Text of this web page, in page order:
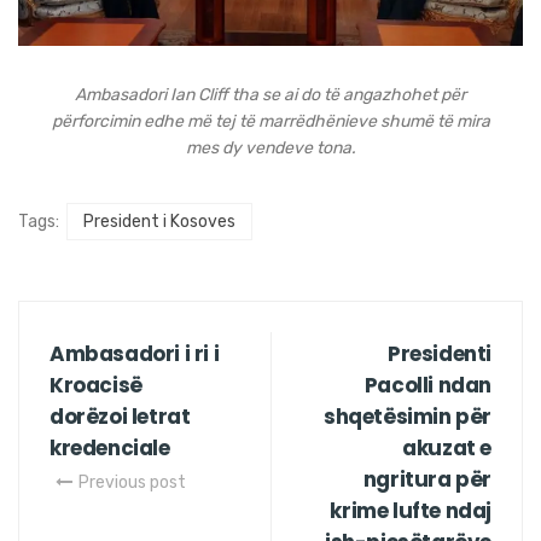
Ambasadori Ian Cliff tha se ai do të angazhohet për
përforcimin edhe më tej të marrëdhënieve shumë të mira
mes dy vendeve tona.
Tags: President i Kosoves
Ambasadori i ri i
Kroacisë
dorëzoi letrat
kredenciale
Previous post
Presidenti
Pacolli ndan
shqetësimin për
akuzat e
ngritura për
krime lufte ndaj